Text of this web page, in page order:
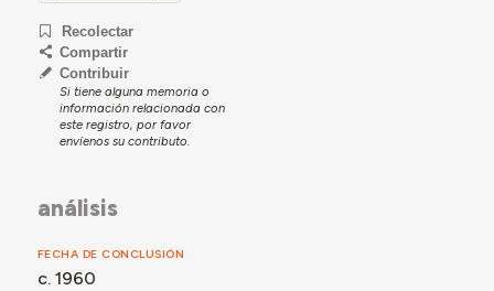
Recolectar
Compartir
Contribuir
Si tiene alguna memoria o
información relacionada con
este registro, por favor
envíenos su contributo.
análisis
FECHA DE CONCLUSIÓN
c. 1960